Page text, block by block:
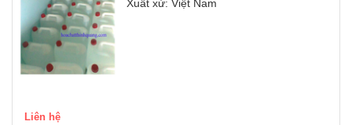
Xuất xứ: Việt Nam
Liên hệ